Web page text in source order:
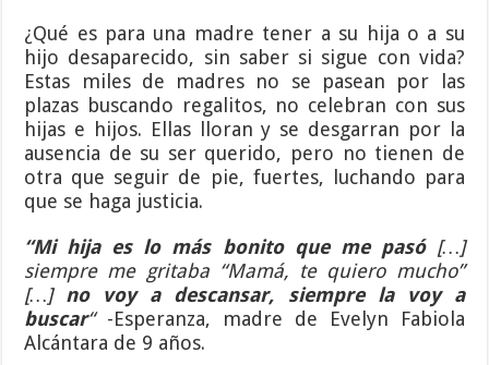
¿Qué es para una madre tener a su hija o a su
hijo desaparecido, sin saber si sigue con vida?
Estas miles de madres no se pasean por las
plazas buscando regalitos, no celebran con sus
hijas e hijos. Ellas lloran y se desgarran por la
ausencia de su ser querido, pero no tienen de
otra que seguir de pie, fuertes, luchando para
que se haga justicia.
“Mi hija es lo más bonito que me pasó […]
siempre me gritaba “Mamá, te quiero mucho”
[…]no voy a descansar, siempre la voy a
buscar“-Esperanza, madre de Evelyn Fabiola
Alcántara de 9 años.